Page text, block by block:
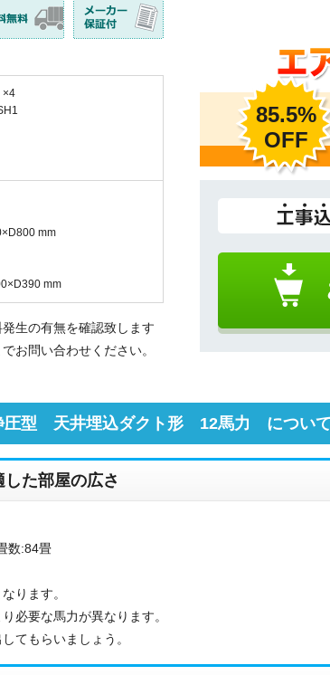
×4
mm
mm
生の有無を確認致します
お問い合わせください。
85.5%
OFF
型 天井埋込ダクト形 12馬力 について
た部屋の広さ
:84畳
ります。
必要な馬力が異なります。
てもらいましょう。